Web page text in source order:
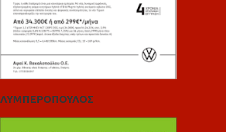
ΛΥΜΠΕΡΟΠΟΥΛΟΣ